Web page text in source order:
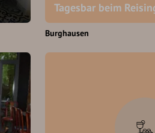
Tagesbar beim
Burghausen